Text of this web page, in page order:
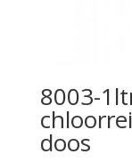
8003-
doos